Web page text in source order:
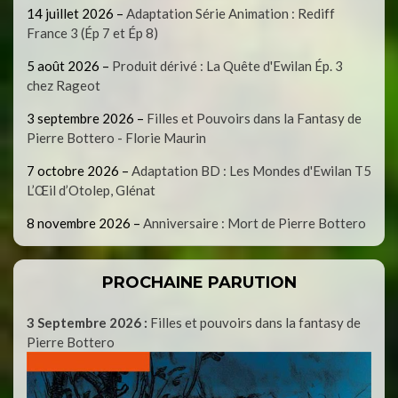
14 juillet 2026 – Adaptation Série Animation : Rediff
France 3 (Ép 7 et Ép 8)
5 août 2026 – Produit dérivé : La Quête d'Ewilan Ép. 3
chez Rageot
3 septembre 2026 – Filles et Pouvoirs dans la Fantasy de
Pierre Bottero - Florie Maurin
7 octobre 2026 – Adaptation BD : Les Mondes d'Ewilan T5
L’Œil d’Otolep, Glénat
8 novembre 2026 – Anniversaire : Mort de Pierre Bottero
PROCHAINE PARUTION
3 Septembre 2026 : Filles et pouvoirs dans la fantasy de
Pierre Bottero